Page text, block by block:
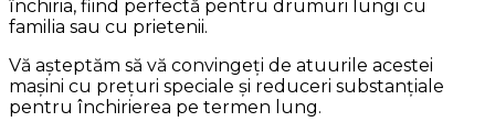
închiria, fiind perfectă pentru drumuri lungi cu
familia sau cu prietenii.
Vă așteptăm să vă convingeți de atuurile acestei
mașini cu prețuri speciale și reduceri substanțiale
pentru închirierea pe termen lung.